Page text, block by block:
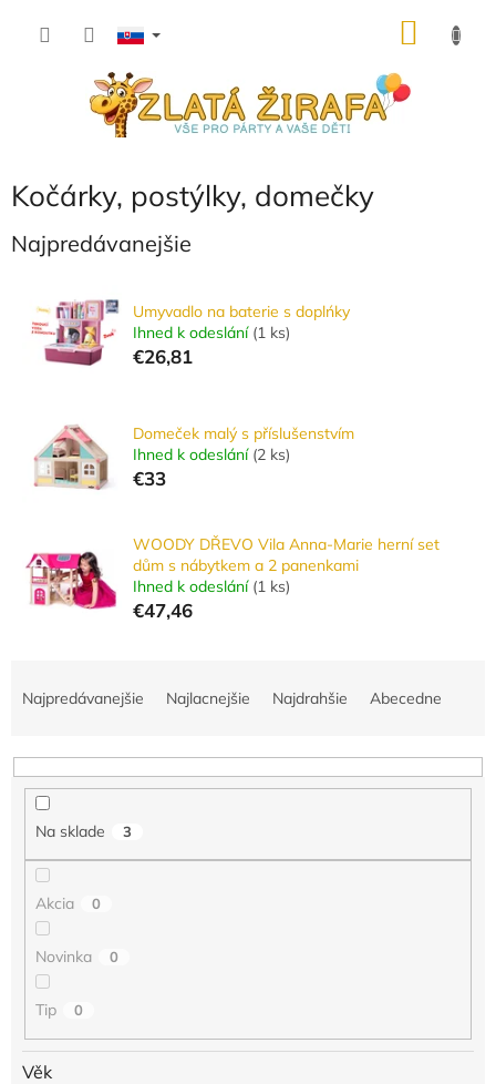
Kočárky, postýlky, domečky
Najpredávanejšie
Umyvadlo na baterie s doplńky
Ihned k odeslání (1 ks)
€26,81
Domeček malý s příslušenstvím
Ihned k odeslání (2 ks)
€33
WOODY DŘEVO Vila Anna-Marie herní set
dům s nábytkem a 2 panenkami
Ihned k odeslání (1 ks)
€47,46
n
Najpredávanejšie Najlacnejšie Najdrahšie Abecedne
Na sklade 3
Akcia 0
Novinka 0
Tip 0
Věk